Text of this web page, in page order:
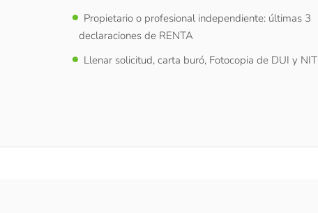
Propietario o profesional independiente: últimas 3
declaraciones de RENTA
Llenar solicitud, carta buró, Fotocopia de DUI y NIT